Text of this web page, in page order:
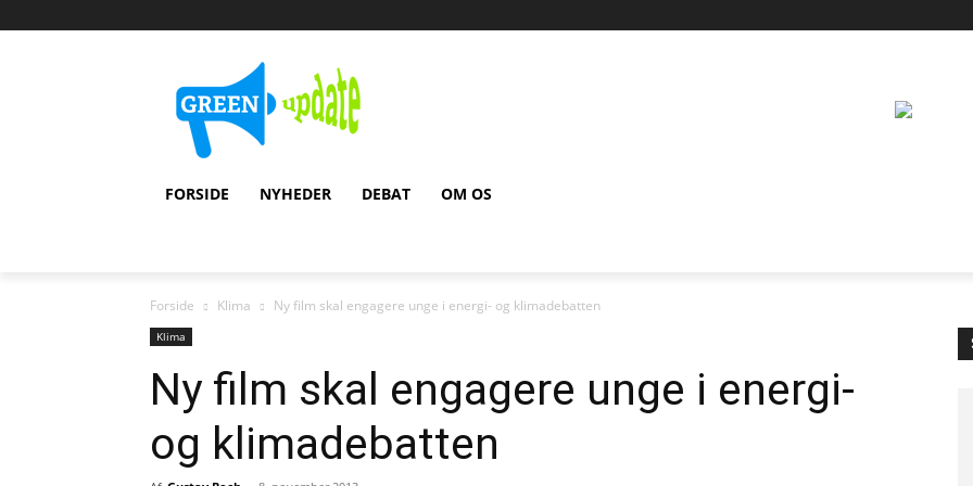
FORSIDE NYHEDER DEBAT OM OS
Forside Klima Ny film skal engagere unge i energi- og klimadebatten
Klima
Ny film skal engagere unge i energi-
og klimadebatten